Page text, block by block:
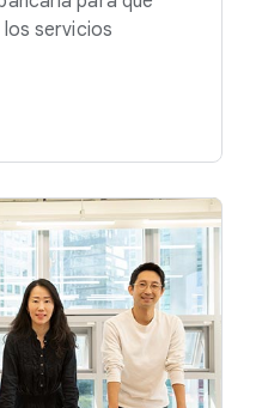
servicios